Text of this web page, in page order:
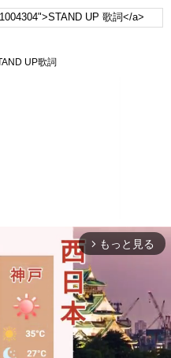
UP歌詞
arrow_forward_ios もっと見る